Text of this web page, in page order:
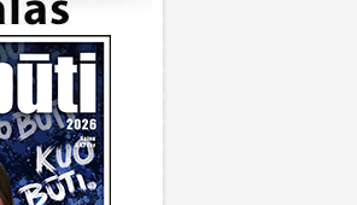
po
prieš
prašymą dėl
bus aiškios.
LSMU SRT
kolegija
su mumis šiais
priemimas-i-